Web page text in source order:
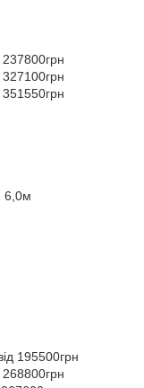
6,0м
195500грн